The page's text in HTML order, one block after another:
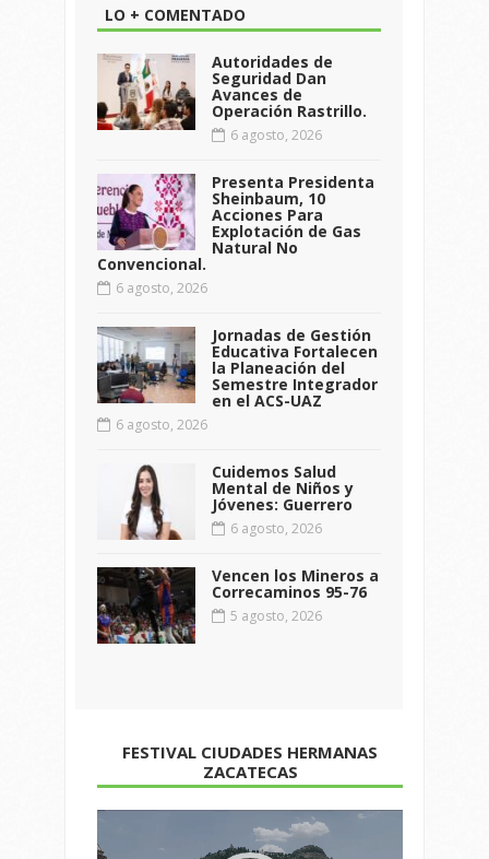
LO + COMENTADO
Autoridades de
Seguridad Dan
Avances de
Operación Rastrillo.
6 agosto, 2026
Presenta Presidenta
Sheinbaum, 10
Acciones Para
Explotación de Gas
Natural No
Convencional.
6 agosto, 2026
Jornadas de Gestión
Educativa Fortalecen
la Planeación del
Semestre Integrador
en el ACS-UAZ
6 agosto, 2026
Cuidemos Salud
Mental de Niños y
Jóvenes: Guerrero
6 agosto, 2026
Vencen los Mineros a
Correcaminos 95-76
5 agosto, 2026
FESTIVAL CIUDADES HERMANAS
ZACATECAS
de